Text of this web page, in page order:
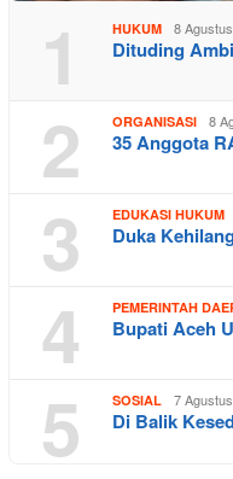
1 HUKUM 8
Dituding
2 ORGANISASI 8
35 Anggota
3 EDUKASI HUKUM
Duka
4 PEMERINTAH
Bupati Aceh
5 SOSIAL 7
Di Balik